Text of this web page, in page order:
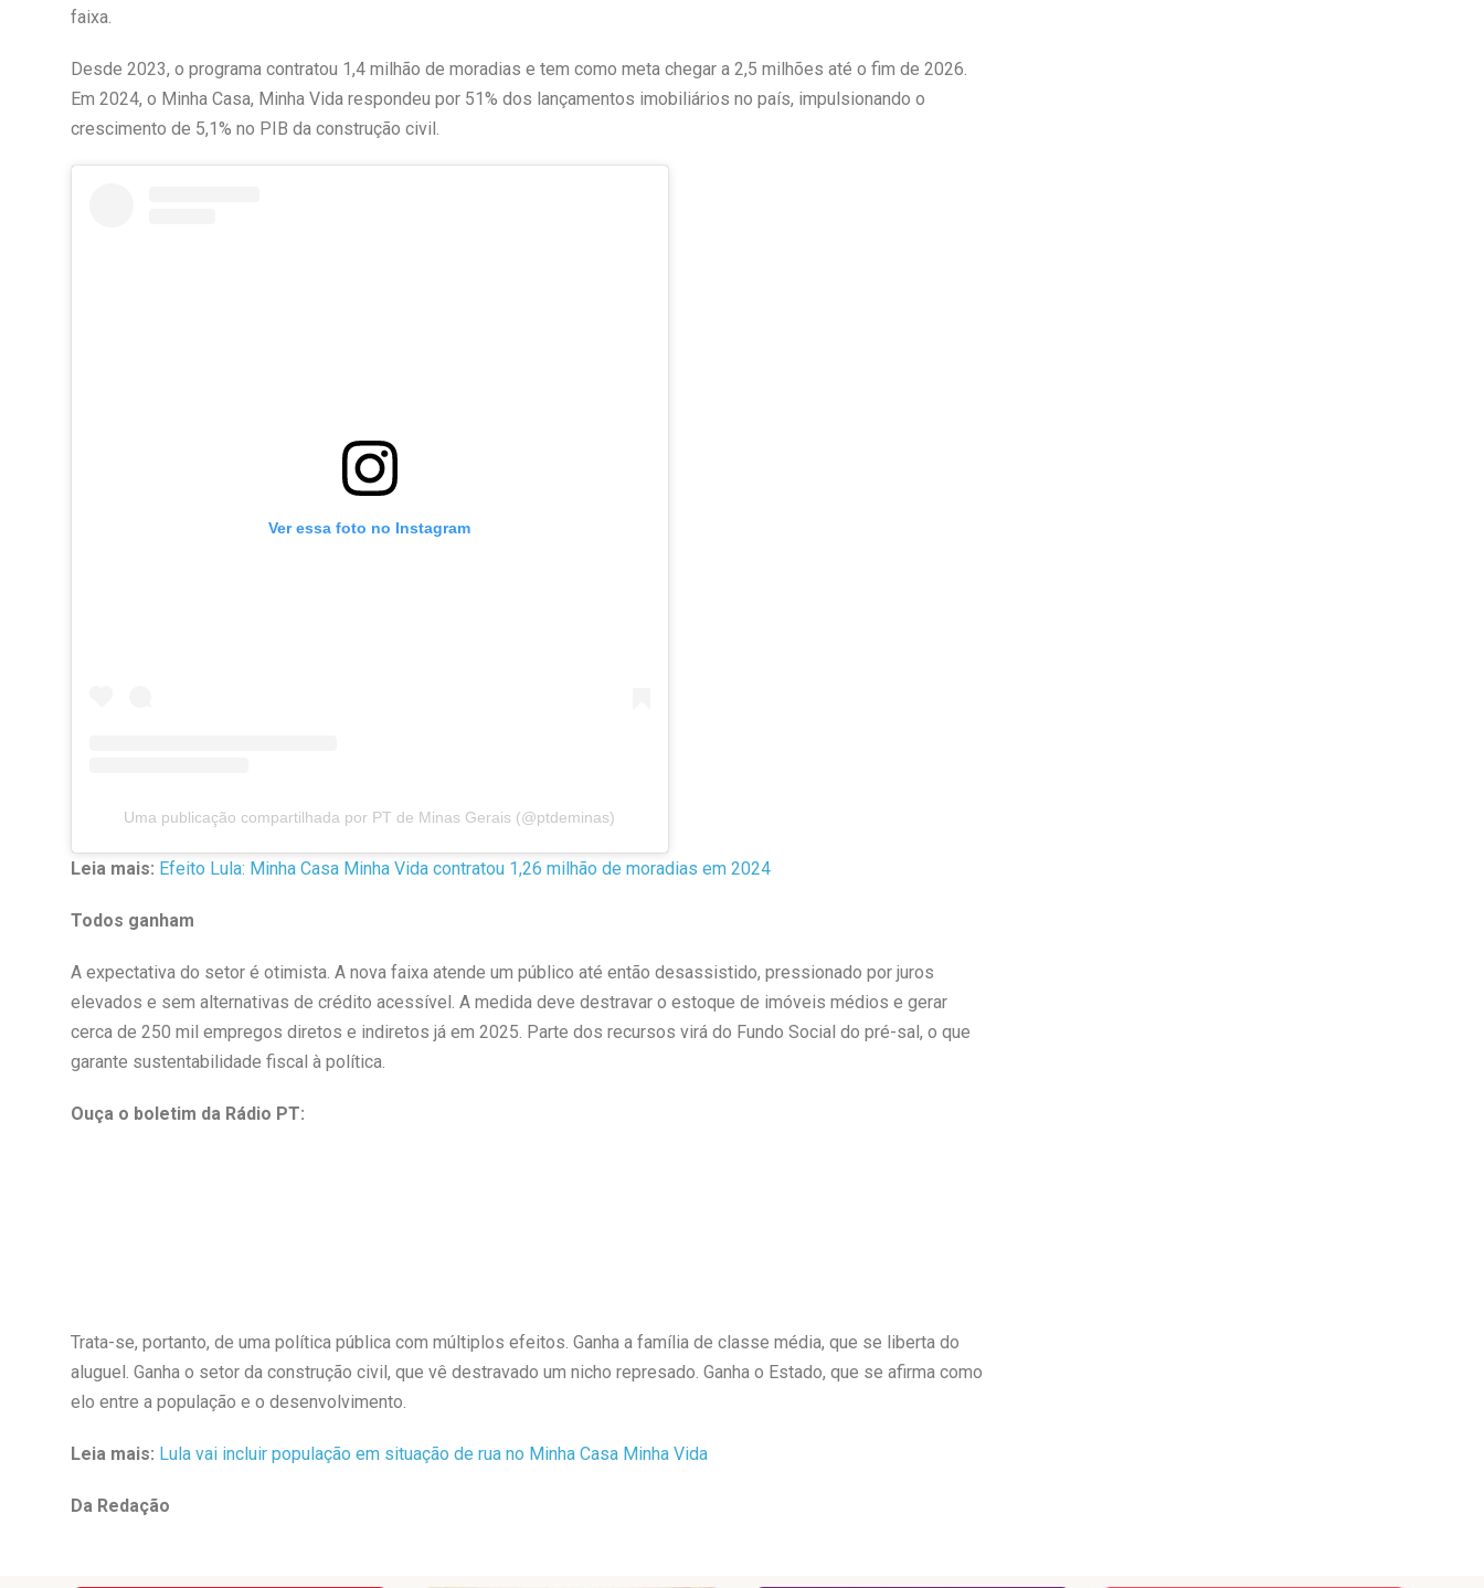
faixa.
Desde 2023, o programa contratou 1,4 milhão de moradias e tem como meta chegar a 2,5 milhões até o fim de 2026.
Em 2024, o Minha Casa, Minha Vida respondeu por 51% dos lançamentos imobiliários no país, impulsionando o
crescimento de 5,1% no PIB da construção civil.
Ver essa foto no Instagram
Uma publicação compartilhada por PT de Minas Gerais (@ptdeminas)
Leia mais: Efeito Lula: Minha Casa Minha Vida contratou 1,26 milhão de moradias em 2024
Todos ganham
A expectativa do setor é otimista. A nova faixa atende um público até então desassistido, pressionado por juros
elevados e sem alternativas de crédito acessível. A medida deve destravar o estoque de imóveis médios e gerar
cerca de 250 mil empregos diretos e indiretos já em 2025. Parte dos recursos virá do Fundo Social do pré-sal, o que
garante sustentabilidade fiscal à política.
Ouça o boletim da Rádio PT:
Trata-se, portanto, de uma política pública com múltiplos efeitos. Ganha a família de classe média, que se liberta do
aluguel. Ganha o setor da construção civil, que vê destravado um nicho represado. Ganha o Estado, que se afirma como
elo entre a população e o desenvolvimento.
Leia mais: Lula vai incluir população em situação de rua no Minha Casa Minha Vida
Da Redação